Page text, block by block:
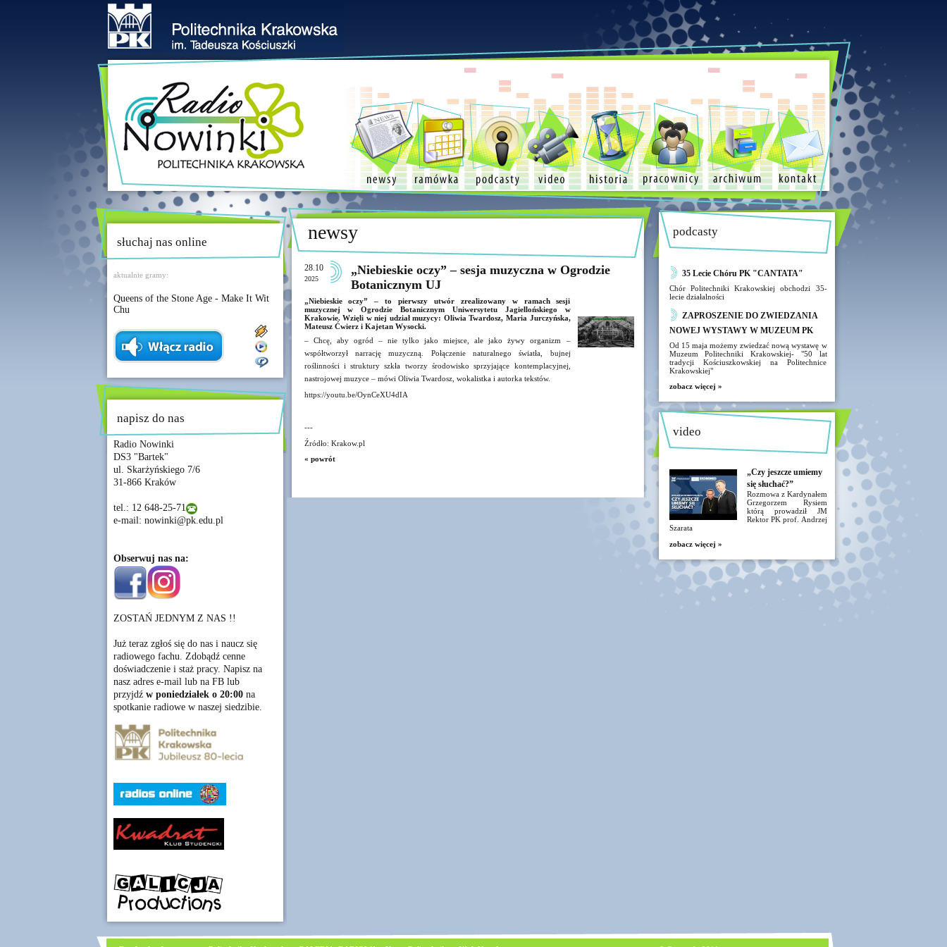
słuchaj nas online
aktualnie gramy:
Queens of the Stone Age - Make It Wit
Chu
napisz do nas
Radio Nowinki
DS3 "Bartek"
ul. Skarżyńskiego 7/6
31-866 Kraków
tel.: 12 648-25-71
e-mail: nowinki@pk.edu.pl
Obserwuj nas na:
ZOSTAŃ JEDNYM Z NAS !!
Już teraz zgłoś się do nas i naucz się
radiowego fachu. Zdobądź cenne
doświadczenie i staż pracy. Napisz na
nasz adres e-mail lub na FB lub
przyjdź w poniedziałek o 20:00na
spotkanie radiowe w naszej siedzibie.
newsy
28.10
2025
„Niebieskie oczy” – sesja muzyczna w Ogrodzie
Botanicznym UJ
„Niebieskie oczy” – to pierwszy utwór zrealizowany w ramach sesji
muzycznej w Ogrodzie Botanicznym Uniwersytetu Jagiellońskiego w
Krakowie. Wzięli w niej udział muzycy: Oliwia Twardosz, Maria Jurczyńska,
Mateusz Ćwierz i Kajetan Wysocki.
– Chcę, aby ogród – nie tylko jako miejsce, ale jako żywy organizm –
współtworzył narrację muzyczną. Połączenie naturalnego światła, bujnej
roślinności i struktury szkła tworzy środowisko sprzyjające kontemplacyjnej,
nastrojowej muzyce – mówi Oliwia Twardosz, wokalistka i autorka tekstów.
https://youtu.be/OynCeXU4dIA
---
Źródło: Krakow.pl
« powrót
podcasty
35 Lecie Chóru PK "CANTATA"
Chór Politechniki Krakowskiej obchodzi 35-
lecie działalności
ZAPROSZENIE DO ZWIEDZANIA
NOWEJ WYSTAWY W MUZEUM PK
Od 15 maja możemy zwiedzać nową wystawę w
Muzeum Politechniki Krakowskiej- "50 lat
tradycji Kościuszkowskiej na Politechnice
Krakowskiej"
zobacz więcej »
video
„Czy jeszcze umiemy
się słuchać?”
Rozmowa z Kardynałem
Grzegorzem Rysiem
którą prowadził JM
Rektor PK prof. Andrzej
Szarata
zobacz więcej »